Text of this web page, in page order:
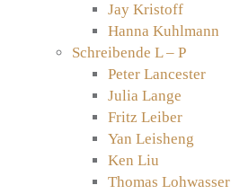
Jay Kristoff
Hanna Kuhlmann
Schreibende L – P
Peter Lancester
Julia Lange
Fritz Leiber
Yan Leisheng
Ken Liu
Thomas Lohwasser